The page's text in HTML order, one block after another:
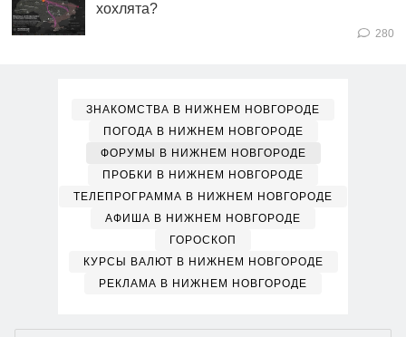
хохлята?
280
ЗНАКОМСТВА В НИЖНЕМ НОВГОРОДЕ
ПОГОДА В НИЖНЕМ НОВГОРОДЕ
ФОРУМЫ В НИЖНЕМ НОВГОРОДЕ
ПРОБКИ В НИЖНЕМ НОВГОРОДЕ
ТЕЛЕПРОГРАММА В НИЖНЕМ НОВГОРОДЕ
АФИША В НИЖНЕМ НОВГОРОДЕ
ГОРОСКОП
КУРСЫ ВАЛЮТ В НИЖНЕМ НОВГОРОДЕ
РЕКЛАМА В НИЖНЕМ НОВГОРОДЕ